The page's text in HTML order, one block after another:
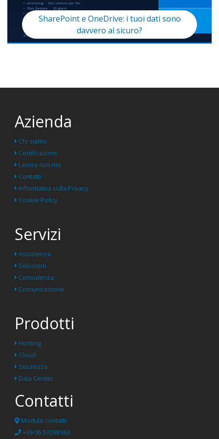
SharePoint e OneDrive: i tuoi dati sono
davvero al sicuro?
Azienda
Chi siamo
Certificazioni
Lavora con noi
Contatti
Informativa sulla Privacy
Cookie Policy
Servizi
Assistenza
Soluzioni
Consulenza
Comunicazione
Prodotti
Hosting
Cloud
Sicurezza
Data Center
Contatti
Modulo contatti
+39 06 57288163